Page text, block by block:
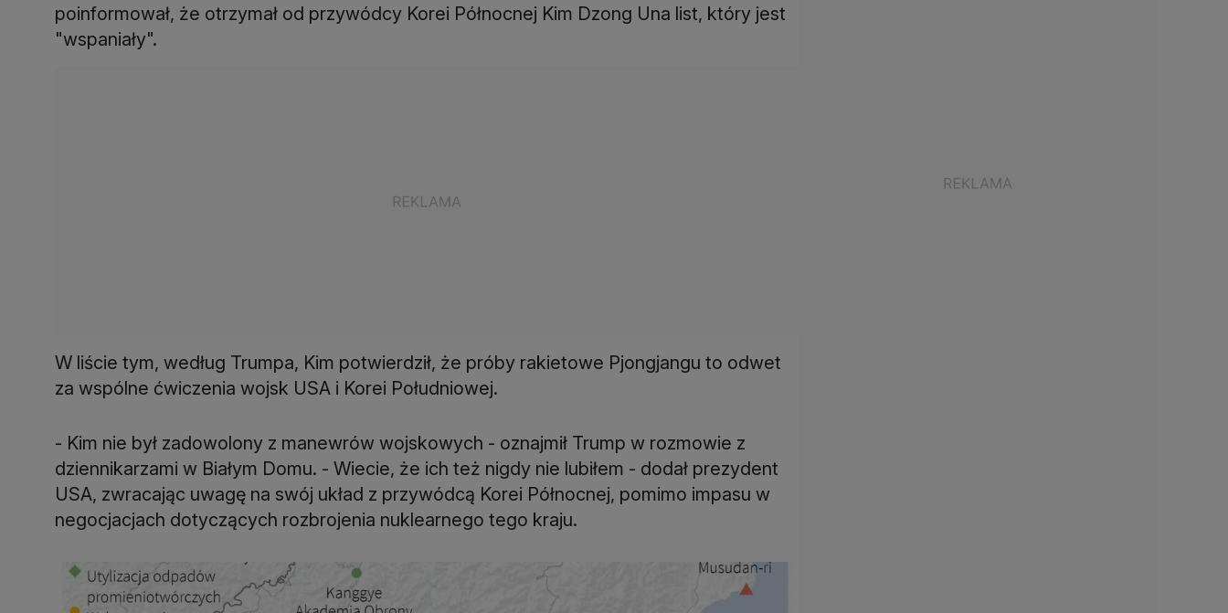
poinformował, że otrzymał od przywódcy Korei Północnej Kim Dzong Una list, który jest
"wspaniały".
W liście tym, według Trumpa, Kim potwierdził, że próby rakietowe Pjongjangu to odwet
za wspólne ćwiczenia wojsk USA i Korei Południowej.
- Kim nie był zadowolony z manewrów wojskowych - oznajmił Trump w rozmowie z
dziennikarzami w Białym Domu. - Wiecie, że ich też nigdy nie lubiłem - dodał prezydent
USA, zwracając uwagę na swój układ z przywódcą Korei Północnej, pomimo impasu w
negocjacjach dotyczących rozbrojenia nuklearnego tego kraju.